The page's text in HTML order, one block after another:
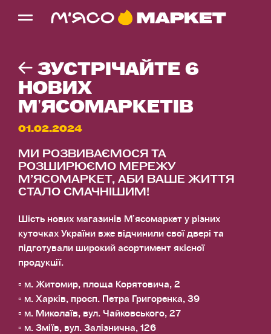
ЗУСТРІЧАЙТЕ 6
НОВИХ
МʼЯСОМАРКЕТІВ
01.02.2024
МИ РОЗВИВАЄМОСЯ ТА
РОЗШИРЮЄМО МЕРЕЖУ
МʼЯСОМАРКЕТ, АБИ ВАШЕ ЖИТТЯ
СТАЛО СМАЧНІШИМ!
Шість нових магазинів Мʼясомаркет у різних
куточках України вже відчинили свої двері та
підготували широкий асортимент якісної
продукції.
▫️ м. Житомир, площа Корятовича, 2
▫️ м. Харків, просп. Петра Григоренка, 39
▫️ м. Миколаїв, вул. Чайковського, 27
▫️ м. Зміїв, вул. Залізнична, 126